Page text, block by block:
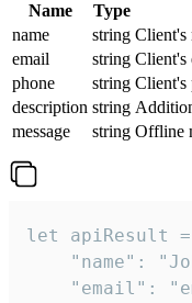
Name Type
name
string Client's
email
string Client's
phone
string Client's
description string
message
string Offline
let apiResult =
"name":
"email":